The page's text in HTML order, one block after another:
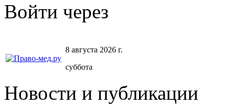
Войти через
8 августа 2026 г.
суббота
Новости и публикации